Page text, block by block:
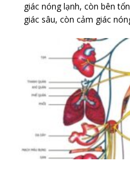
giác nóng lạnh, còn bên
giác sâu, còn cảm giác